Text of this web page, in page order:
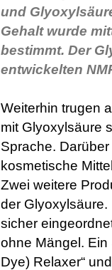
und
Gehalt wurde
bestimmt. Der
entwickelten
Weiterhin trugen
mit Glyoxylsäure
Sprache.
kosmetische
Zwei weitere
der
sicher
ohne Mängel. Ein
Dye) Relaxer“